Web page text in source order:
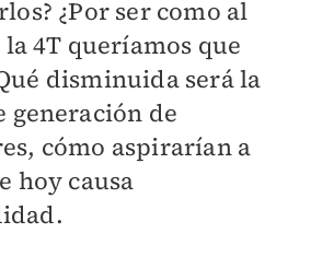
¿Por ser como al
4T queríamos que
disminuida será la
generación de
cómo aspirarían a
hoy causa